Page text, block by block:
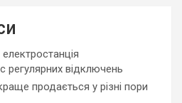
регулярних відключень
продається у різні пори